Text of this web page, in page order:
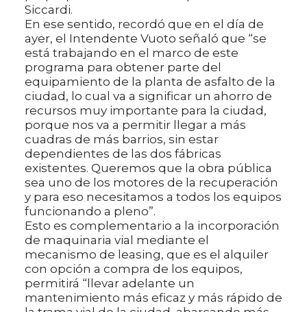
Siccardi.
En ese sentido, recordó que en el día de
ayer, el Intendente Vuoto señaló que “se
está trabajando en el marco de este
programa para obtener parte del
equipamiento de la planta de asfalto de la
ciudad, lo cual va a significar un ahorro de
recursos muy importante para la ciudad,
porque nos va a permitir llegar a más
cuadras de más barrios, sin estar
dependientes de las dos fábricas
existentes. Queremos que la obra pública
sea uno de los motores de la recuperación
y para eso necesitamos a todos los equipos
funcionando a pleno”.
Esto es complementario a la incorporación
de maquinaria vial mediante el
mecanismo de leasing, que es el alquiler
con opción a compra de los equipos,
permitirá “llevar adelante un
mantenimiento más eficaz y más rápido de